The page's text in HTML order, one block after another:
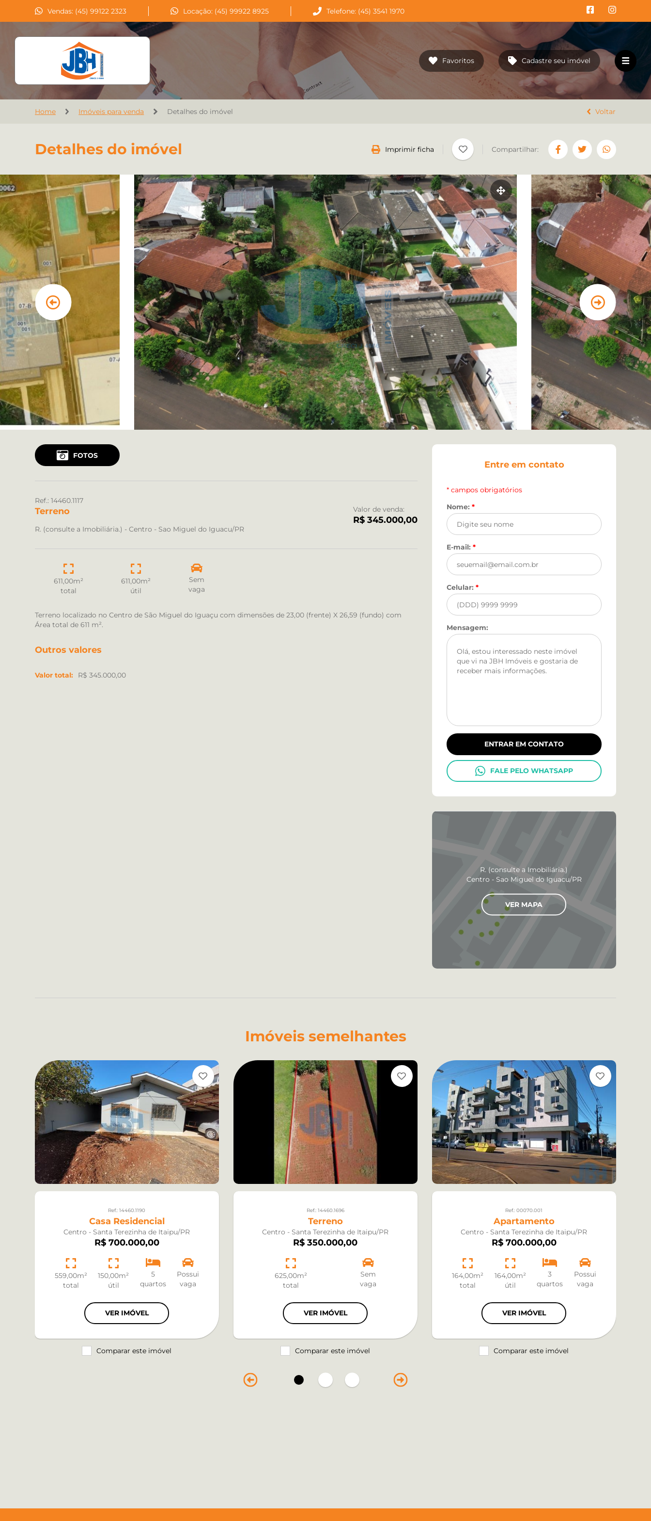
Vendas: (45) 99122 2323 Locação: (45) 99922 8925 Telefone: (45) 3541 1970
Favoritos
Cadastre seu imóvel
EMPREENDIMENTOS
LOCAÇÃO
TRABALHE CONOSCO
CONTATO
Home Imóveis para venda Detalhes do imóvel Voltar
Detalhes do imóvel Imprimir ficha Compartilhar:
FOTOS
Ref.: 14460.1117
Terreno
R. (consulte a Imobiliária.) - Centro - Sao Miguel do Iguacu/PR
Valor de venda:
R$ 345.000,00
611,00m²
total
611,00m²
útil
Sem
vaga
Terreno localizado no Centro de São Miguel do Iguaçu com dimensões de 23,00 (frente) X 26,59 (fundo) com
Área total de 611 m².
Outros valores
Valor total: R$ 345.000,00
Entre em contato
* campos obrigatórios
Nome:*
E-mail:*
Celular:*
Mensagem:
ENTRAR EM CONTATO
FALE PELO WHATSAPP
R. (consulte a Imobiliária.)
Centro - Sao Miguel do Iguacu/PR
VER MAPA
Imóveis semelhantes
Ref.: 14460.1190
Casa Residencial
Centro - Santa Terezinha de Itaipu/PR
R$ 700.000,00
559,00m²
total
150,00m²
útil
5
quartos
Possui
vaga
VER IMÓVEL
Comparar este imóvel
Ref.: 14460.1696
Terreno
Centro - Santa Terezinha de Itaipu/PR
R$ 350.000,00
625,00m²
total
Sem
vaga
VER IMÓVEL
Comparar este imóvel
Ref.: 00070.001
Apartamento
Centro - Santa Terezinha de Itaipu/PR
R$ 700.000,00
164,00m²
total
164,00m²
útil
3
quartos
Possui
vaga
VER IMÓVEL
Comparar este imóvel